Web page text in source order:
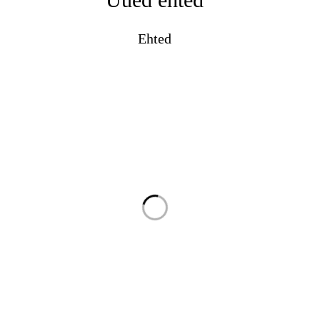
Ehted